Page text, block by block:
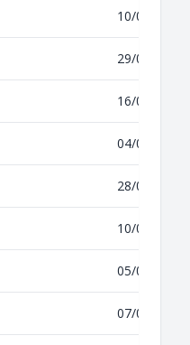
10/05/2021
29/03/2021
16/03/2021
04/02/2021
28/09/2020
10/06/2020
05/05/2020
07/04/2020